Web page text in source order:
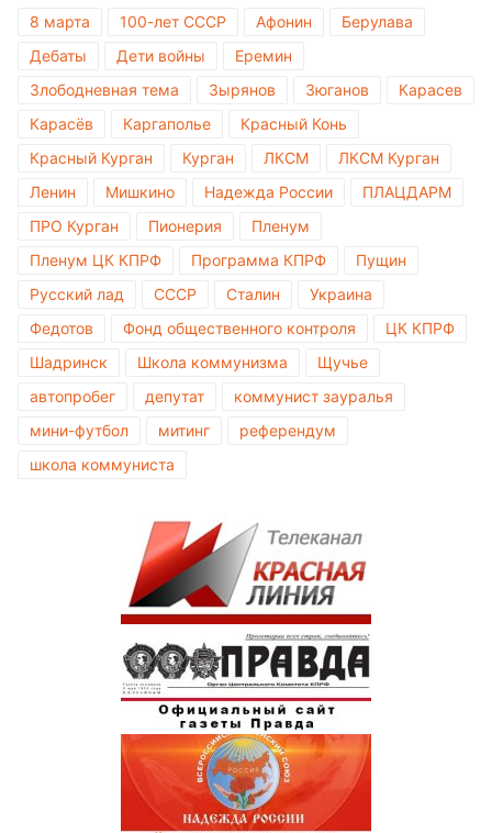
8 марта 100-лет СССР Афонин
Берулава
Дебаты
Дети войны
Еремин
Злободневная тема
Зырянов Зюганов
Карасев
Карасёв
Каргаполье
Красный Конь
Красный Курган
Курган ЛКСМ
ЛКСМ Курган
Ленин
Мишкино Надежда России
ПЛАЦДАРМ
ПРО Курган
Пионерия
Пленум
Пленум ЦК КПРФ
Программа КПРФ
Пущин
Русский лад
СССР Сталин
Украина
Федотов
Фонд общественного контроля
ЦК КПРФ
Шадринск
Школа коммунизма
Щучье
автопробег
депутат
коммунист зауралья
мини-футбол
митинг
референдум
школа коммуниста